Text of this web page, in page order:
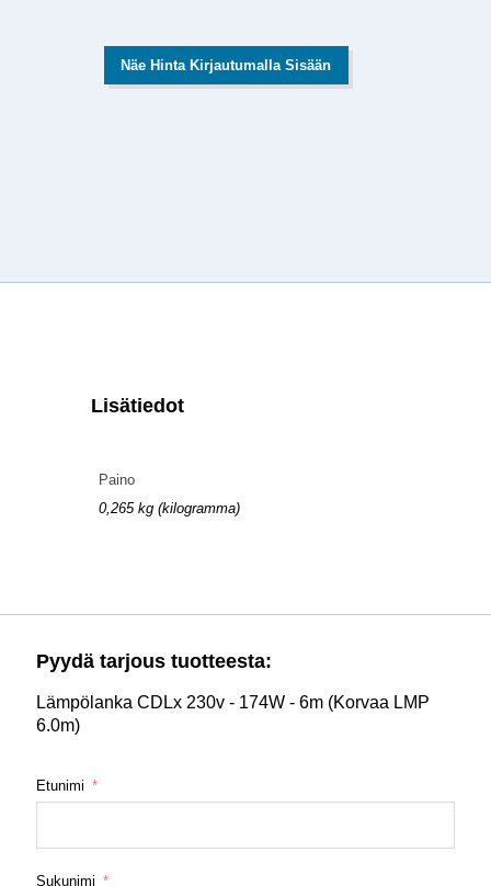
Näe Hinta Kirjautumalla Sisään
Lisätiedot
Paino
0,265 kg (kilogramma)
Pyydä tarjous tuotteesta:
Lämpölanka CDLx 230v - 174W - 6m (Korvaa LMP
6.0m)
Etunimi
Sukunimi